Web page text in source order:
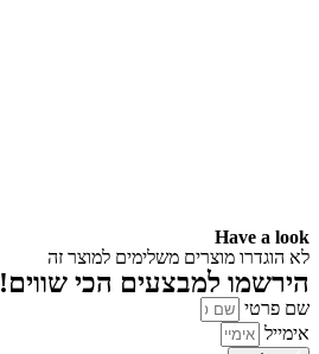
Have a look
לא הוגדרו מוצרים משלימים למוצר זה
הירשמו למבצעים הכי שווים!
שם פרטי
אימייל